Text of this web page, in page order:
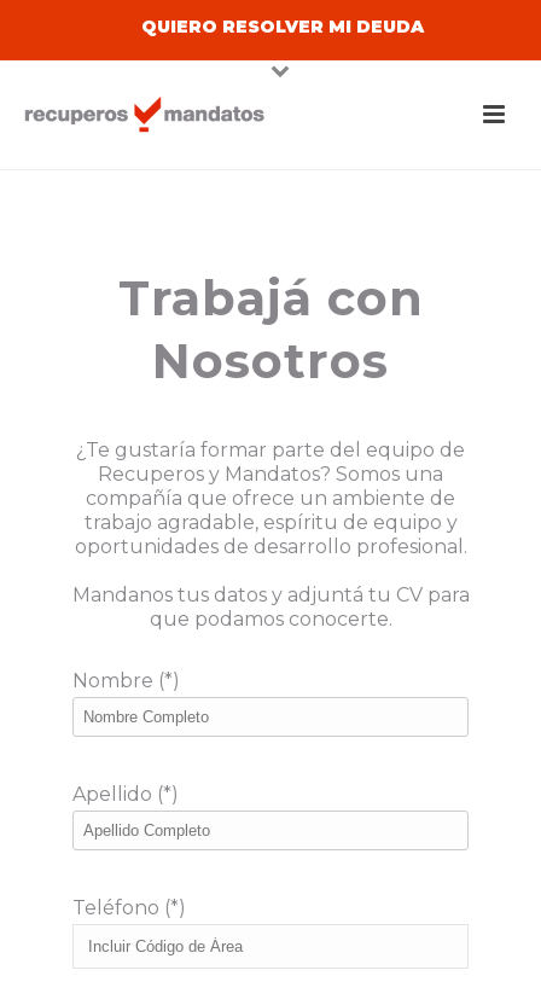
QUIERO RESOLVER MI DEUDA
Trabajá con
Nosotros
¿Te gustaría formar parte del equipo de
Recuperos y Mandatos? Somos una
compañía que ofrece un ambiente de
trabajo agradable, espíritu de equipo y
oportunidades de desarrollo profesional.
Mandanos tus datos y adjuntá tu CV para
que podamos conocerte.
Nombre (*)
Apellido (*)
Teléfono (*)